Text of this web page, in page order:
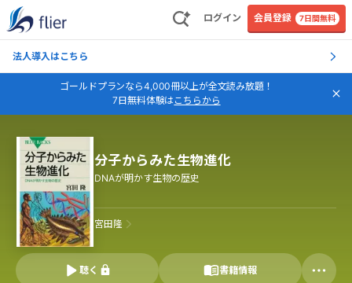
ログイン 会員登録 7日間無料
法人導入はこちら
ゴールドプランなら4,000冊以上が全文読み放題！
7日無料体験はこちらから
分子からみた生物進化
DNAが明かす生物の歴史
宮田隆
聴く 書籍情報